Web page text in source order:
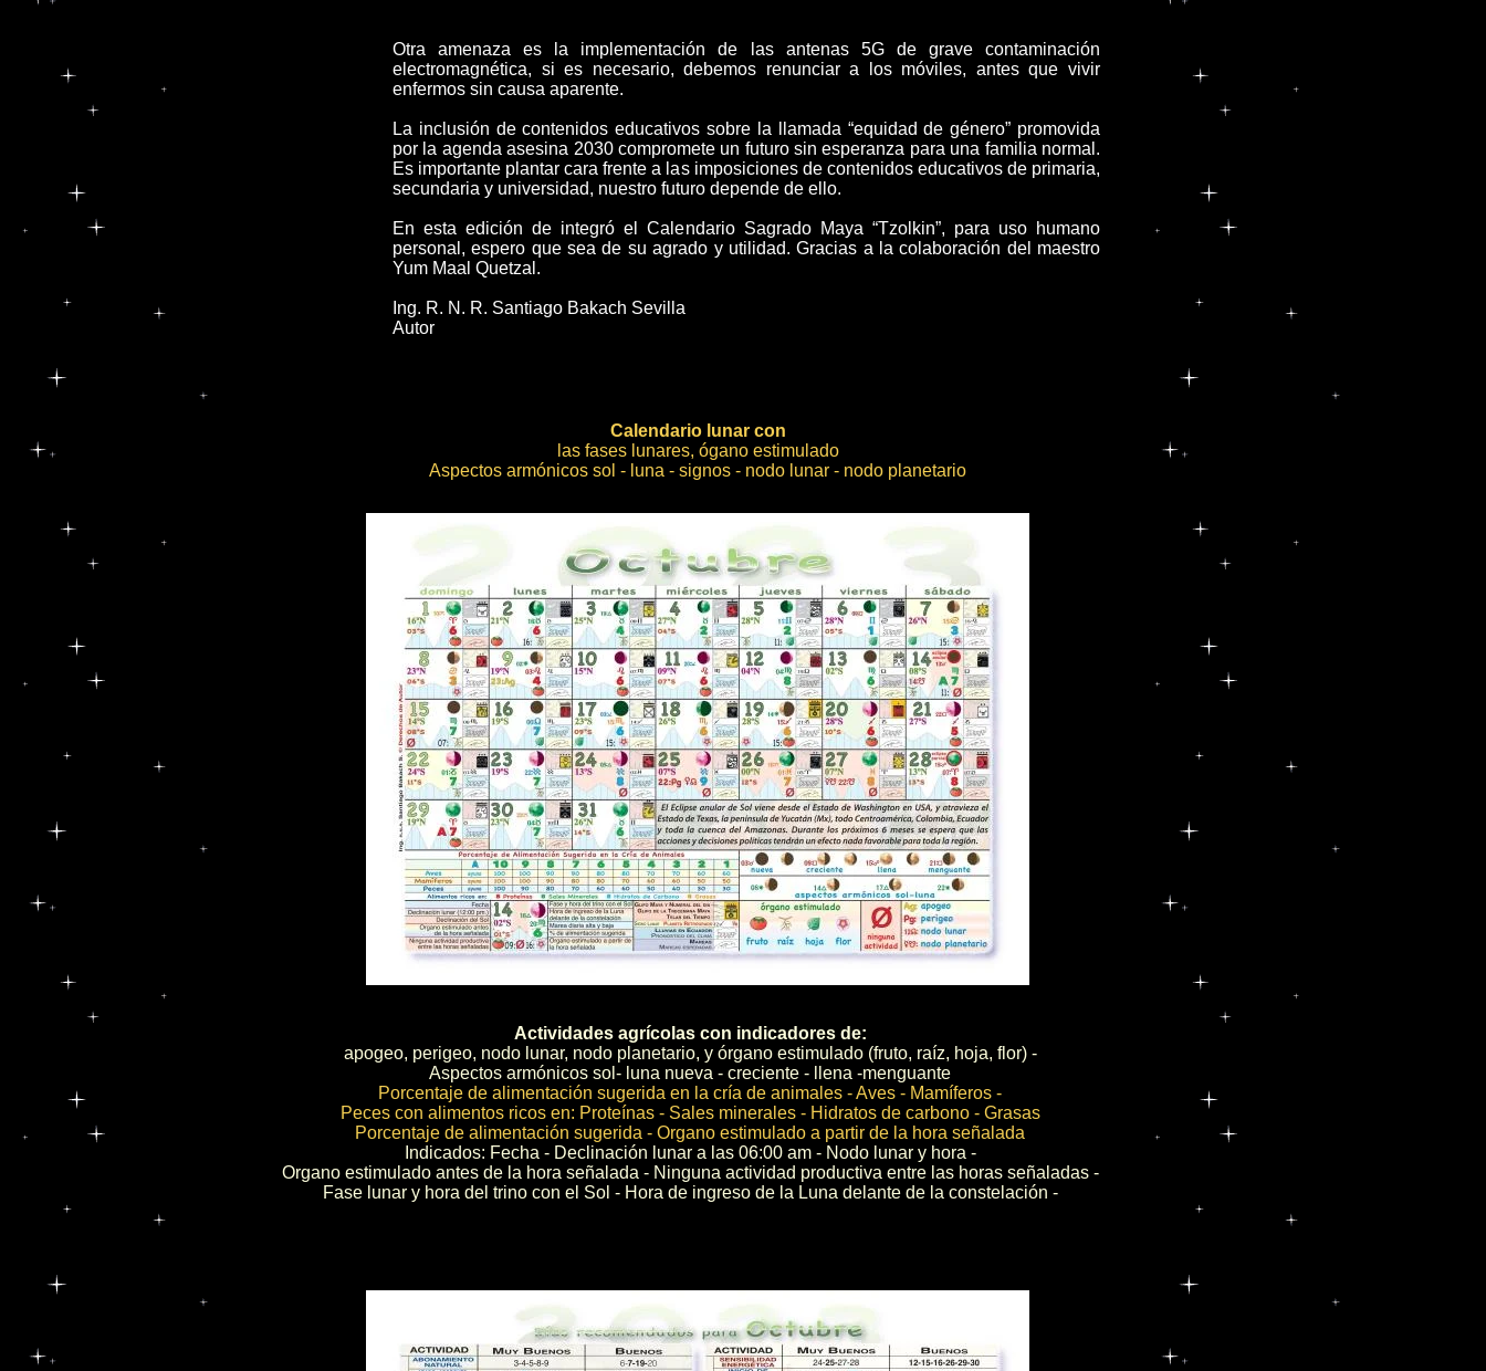
Otra amenaza es la implementación de las antenas 5G de grave contaminación
electromagnética, si es necesario, debemos renunciar a los móviles, antes que vivir
enfermos sin causa aparente.
La inclusión de contenidos educativos sobre la llamada “equidad de género” promovida
por la agenda asesina 2030 compromete un futuro sin esperanza para una familia normal.
Es importante plantar cara frente a las imposiciones de contenidos educativos de primaria,
secundaria y universidad, nuestro futuro depende de ello.
En esta edición de integró el Calendario Sagrado Maya “Tzolkin”, para uso humano
personal, espero que sea de su agrado y utilidad. Gracias a la colaboración del maestro
Yum Maal Quetzal.
Ing. R. N. R. Santiago Bakach Sevilla
Autor
Calendario lunar con
las fases lunares, ógano estimulado
Aspectos armónicos sol - luna - signos - nodo lunar - nodo planetario
Actividades agrícolas con indicadores de:
apogeo, perigeo, nodo lunar, nodo planetario, y órgano estimulado (fruto, raíz, hoja, flor) -
Aspectos armónicos sol- luna nueva - creciente - llena -menguante
Porcentaje de alimentación sugerida en la cría de animales - Aves - Mamíferos -
Peces con alimentos ricos en: Proteínas - Sales minerales - Hidratos de carbono - Grasas
Porcentaje de alimentación sugerida - Organo estimulado a partir de la hora señalada
Indicados: Fecha - Declinación lunar a las 06:00 am - Nodo lunar y hora -
Organo estimulado antes de la hora señalada - Ninguna actividad productiva entre las horas señaladas -
Fase lunar y hora del trino con el Sol - Hora de ingreso de la Luna delante de la constelación -